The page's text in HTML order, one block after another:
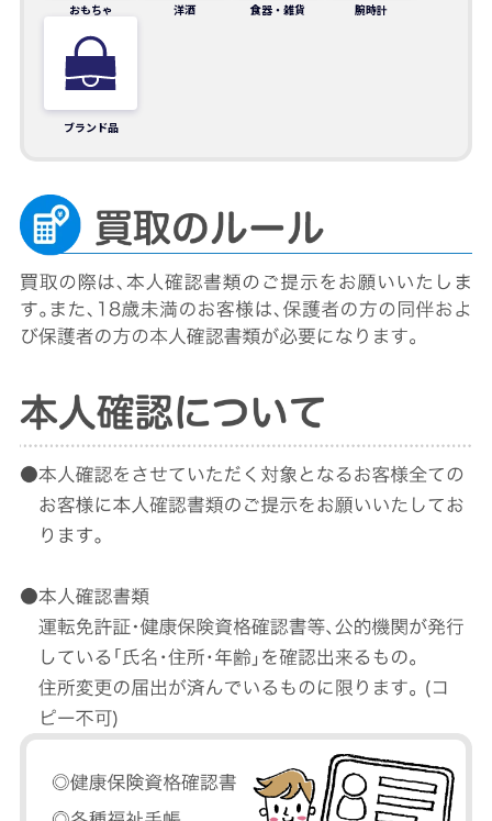
おもちゃ 洋酒 食器・雑貨 腕時計
ブランド品